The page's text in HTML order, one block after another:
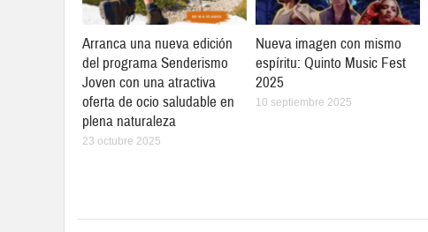
Arranca una nueva edición
del programa Senderismo
Joven con una atractiva
oferta de ocio saludable en
plena naturaleza
23 octubre 2025
Nueva imagen con mismo
espíritu: Quinto Music Fest
2025
10 septiembre 2025